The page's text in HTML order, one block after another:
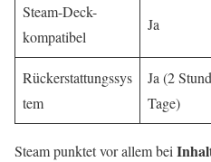
Steam-Deck-
kompatibel
Ja
Rückerstattungssys
tem
Ja (2
Tage)
Steam punktet vor allem bei